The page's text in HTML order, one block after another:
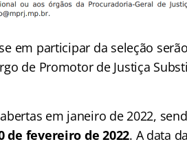
em participar da seleção
de Promotor de Justiça
em janeiro de 2022,
de fevereiro de 2022. A data